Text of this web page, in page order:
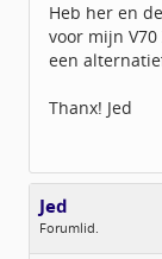
Heb her en
voor mijn
een
Thanx! Jed
Jed
Forumlid.
Geslacht:
n/a